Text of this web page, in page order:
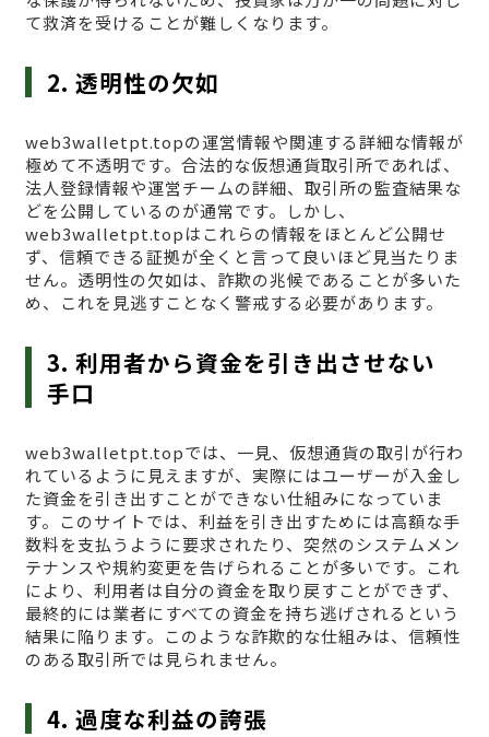
て救済を受けることが難しくなります。
2. 透明性の欠如
web3walletpt.topの運営情報や関連する詳細な情報が
極めて不透明です。合法的な仮想通貨取引所であれば、
法人登録情報や運営チームの詳細、取引所の監査結果な
どを公開しているのが通常です。しかし、
web3walletpt.topはこれらの情報をほとんど公開せ
ず、信頼できる証拠が全くと言って良いほど見当たりま
せん。透明性の欠如は、詐欺の兆候であることが多いた
め、これを見逃すことなく警戒する必要があります。
3. 利用者から資金を引き出させない
手口
web3walletpt.topでは、一見、仮想通貨の取引が行わ
れているように見えますが、実際にはユーザーが入金し
た資金を引き出すことができない仕組みになっていま
す。このサイトでは、利益を引き出すためには高額な手
数料を支払うように要求されたり、突然のシステムメン
テナンスや規約変更を告げられることが多いです。これ
により、利用者は自分の資金を取り戻すことができず、
最終的には業者にすべての資金を持ち逃げされるという
結果に陥ります。このような詐欺的な仕組みは、信頼性
のある取引所では見られません。
4. 過度な利益の誇張